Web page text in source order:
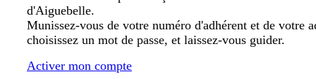
d'Aiguebelle.
Munissez-vous de votre numéro d'adhérent et de votre
choisissez un mot de passe, et laissez-vous guider.
Activer mon compte